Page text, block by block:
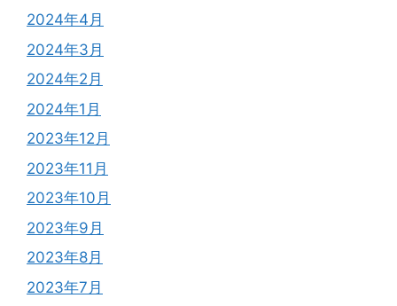
2024年4月
2024年3月
2024年2月
2024年1月
2023年12月
2023年11月
2023年10月
2023年9月
2023年8月
2023年7月